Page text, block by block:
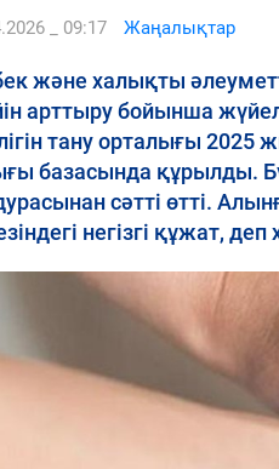
_ 09:17 Жаңалықтар
және халықты
арттыру бойынша
тану орталығы
базасында құрылды.
сәтті өтті.
негізгі құжат,